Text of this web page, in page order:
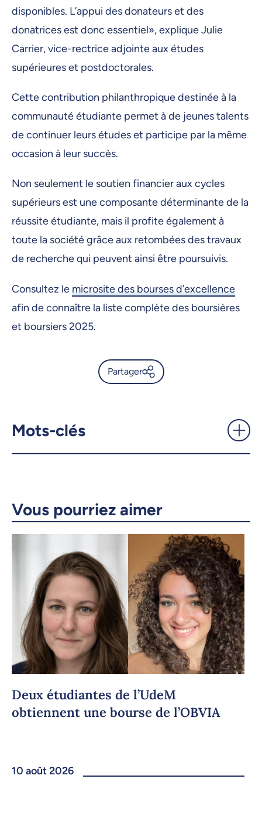
disponibles. L’appui des donateurs et des
donatrices est donc essentiel», explique Julie
Carrier, vice-rectrice adjointe aux études
supérieures et postdoctorales.
Cette contribution philanthropique destinée à la
communauté étudiante permet à de jeunes talents
de continuer leurs études et participe par la même
occasion à leur succès.
Non seulement le soutien financier aux cycles
supérieurs est une composante déterminante de la
réussite étudiante, mais il profite également à
toute la société grâce aux retombées des travaux
de recherche qui peuvent ainsi être poursuivis.
Consultez le microsite des bourses d’excellence
afin de connaître la liste complète des boursières
et boursiers 2025.
Partager
LinkedIn
Copier le lien
Mots-clés
Vous pourriez aimer
Deux étudiantes de l’UdeM
obtiennent une bourse de l’OBVIA
10 août 2026